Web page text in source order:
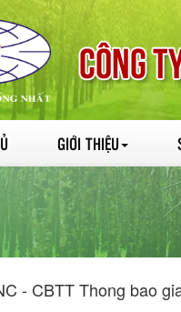
GIỚI THIỆU
- CBTT Thong bao